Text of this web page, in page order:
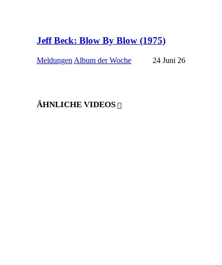
Jeff Beck: Blow By Blow (1975)
Meldungen Album der Woche 24 Juni 26
ÄHNLICHE VIDEOS